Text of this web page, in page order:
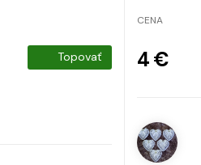
Topovať
CENA
4 €